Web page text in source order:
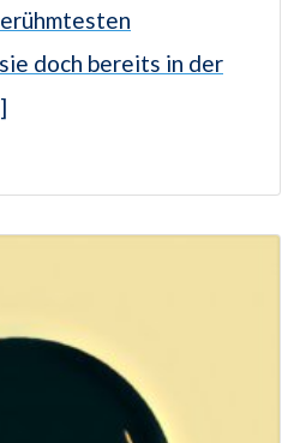
doch bereits in der